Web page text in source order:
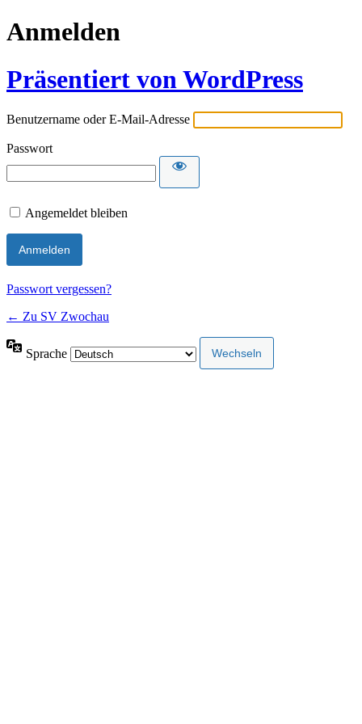
Anmelden
Präsentiert von WordPress
Benutzername oder E-Mail-Adresse
Passwort
Angemeldet bleiben
Passwort vergessen?
← Zu SV Zwochau
Sprache